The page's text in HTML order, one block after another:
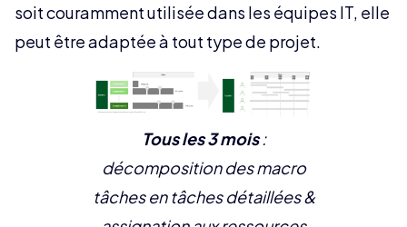
soit couramment utilisée dans les équipes IT, elle
peut être adaptée à tout type de projet.
Tous les 3 mois:
décomposition des macro
tâches en tâches détaillées &